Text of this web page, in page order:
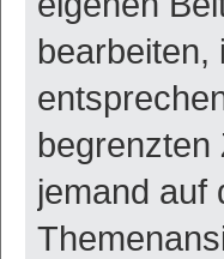
bearbeiten,
begrenzten
jemand auf